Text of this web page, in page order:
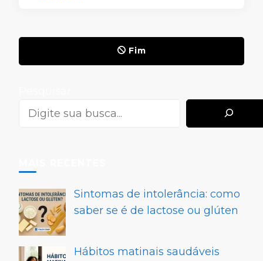
Fim
Sintomas de intolerância: como
saber se é de lactose ou glúten
Hábitos matinais saudáveis